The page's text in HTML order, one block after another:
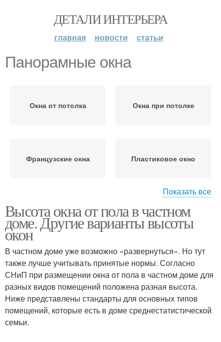
ДЕТАЛИ ИНТЕРЬЕРА
главная новости статьи
Панорамные окна
Окна от потолка Окна при потолке
Французские окна Пластиковое окно
Пластиковые окна Конденсат на окнах
Окна в квартире Окна в доме
Французское окно
Интерьер с
Показать все
Высота окна от пола в частном
доме. Другие варианты высоты
окон
В частном доме уже возможно «развернуться». Но тут
также лучше учитывать принятые нормы. Согласно
СНиП при размещении окна от пола в частном доме для
разных видов помещений положена разная высота.
Ниже представлены стандарты для основных типов
помещений, которые есть в доме среднестатистической
семьи.